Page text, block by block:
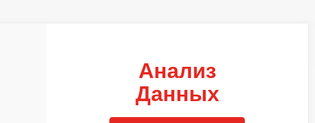
Анализ
Данных